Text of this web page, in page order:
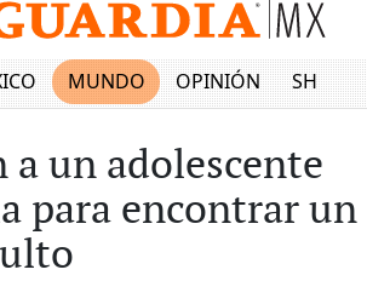
MUNDO OPINIÓN SHOW
a un adolescente
para encontrar un